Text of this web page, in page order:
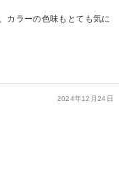
カラーの色味もとても気に
す！
2024年12月24日